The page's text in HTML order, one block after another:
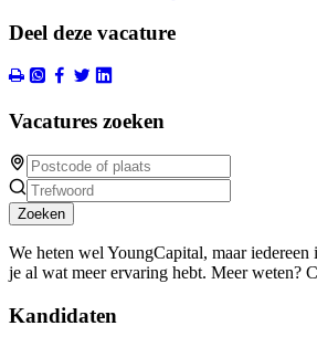
Deel deze vacature
Vacatures zoeken
Zoeken
We heten wel YoungCapital, maar
je al wat meer ervaring hebt. Meer weten?
Kandidaten